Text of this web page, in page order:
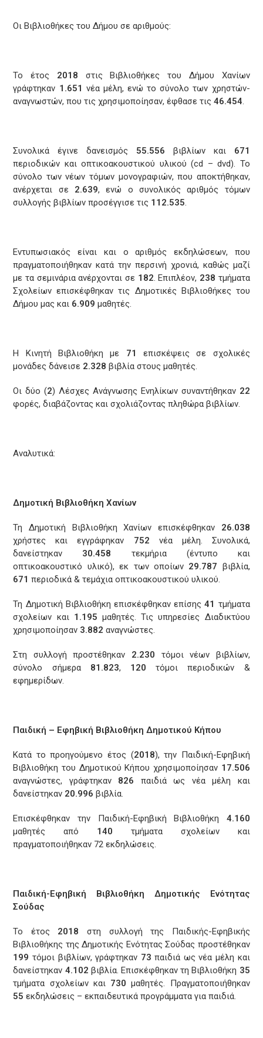
Οι Βιβλιοθήκες του Δήμου σε αριθμούς:
Το έτος 2018 στις Βιβλιοθήκες του Δήμου Χανίων
γράφτηκαν 1.651 νέα μέλη, ενώ το σύνολο των χρηστών-
αναγνωστών, που τις χρησιμοποίησαν, έφθασε τις46.454.
Συνολικά έγινε δανεισμός 55.556 βιβλίων και 671
περιοδικών και οπτικοακουστικού υλικού (cd – dvd). To
σύνολο των νέων τόμων μονογραφιών, που αποκτήθηκαν,
ανέρχεται σε 2.639, ενώ ο συνολικός αριθμός τόμων
συλλογής βιβλίων προσέγγισε τις 112.535.
Εντυπωσιακός είναι και ο αριθμός εκδηλώσεων, που
πραγματοποιήθηκαν κατά την περσινή χρονιά, καθώς μαζί
με τα σεμινάρια ανέρχονται σε 182. Επιπλέον, 238 τμήματα
Σχολείων επισκέφθηκαν τις Δημοτικές Βιβλιοθήκες του
Δήμου μας και 6.909 μαθητές.
Η Κινητή Βιβλιοθήκη με 71
επισκέψεις σε σχολικές
μονάδες δάνεισε 2.328 βιβλία στους μαθητές.
Οι δύο (2) Λέσχες Ανάγνωσης Ενηλίκων συναντήθηκαν 22
φορές, διαβάζοντας και σχολιάζοντας πληθώρα βιβλίων.
Αναλυτικά:
Δημοτική Βιβλιοθήκη Χανίων
Τη Δημοτική Βιβλιοθήκη Χανίων επισκέφθηκαν 26.038
χρήστες και εγγράφηκαν 752 νέα μέλη. Συνολικά,
δανείστηκαν 30.458 τεκμήρια (έντυπο και
οπτικοακουστικό υλικό), εκ των οποίων 29.787 βιβλία,
671 περιοδικά & τεμάχια οπτικοακουστικού υλικού.
Τη Δημοτική Βιβλιοθήκη επισκέφθηκαν επίσης41 τμήματα
σχολείων και 1.195 μαθητές. Τις υπηρεσίες Διαδικτύου
χρησιμοποίησαν 3.882 αναγνώστες.
Στη συλλογή προστέθηκαν 2.230 τόμοι νέων βιβλίων,
σύνολο σήμερα 81.823, 120 τόμοι περιοδικών &
εφημερίδων.
Παιδική – Εφηβική Βιβλιοθήκη Δημοτικού Κήπου
Κατά το προηγούμενο έτος (2018), την Παιδική-Εφηβική
Βιβλιοθήκη του Δημοτικού Κήπου χρησιμοποίησαν 17.506
αναγνώστες, γράφτηκαν 826 παιδιά ως νέα μέλη και
δανείστηκαν 20.996 βιβλία.
Επισκέφθηκαν την Παιδική-Εφηβική Βιβλιοθήκη 4.160
μαθητές από 140 τμήματα σχολείων και
πραγματοποιήθηκαν 72 εκδηλώσεις.
Παιδική-Εφηβική Βιβλιοθήκη Δημοτικής Ενότητας
Σούδας
Το έτος 2018 στη συλλογή της Παιδικής-Εφηβικής
Βιβλιοθήκης της Δημοτικής Ενότητας Σούδας προστέθηκαν
199 τόμοι βιβλίων, γράφτηκαν 73 παιδιά ως νέα μέλη και
δανείστηκαν 4.102 βιβλία. Επισκέφθηκαν τη Βιβλιοθήκη 35
τμήματα σχολείων και 730 μαθητές. Πραγματοποιήθηκαν
55 εκδηλώσεις – εκπαιδευτικά προγράμματα για παιδιά.